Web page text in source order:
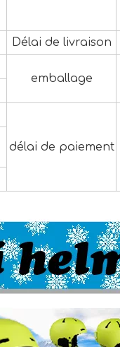
Délai de livraison
emballage
délai de paiement